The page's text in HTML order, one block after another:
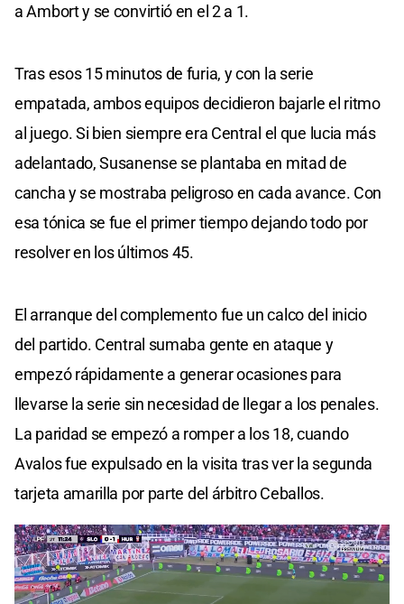
a Ambort y se convirtió en el 2 a 1.
Tras esos 15 minutos de furia, y con la serie
empatada, ambos equipos decidieron bajarle el ritmo
al juego. Si bien siempre era Central el que lucia más
adelantado, Susanense se plantaba en mitad de
cancha y se mostraba peligroso en cada avance. Con
esa tónica se fue el primer tiempo dejando todo por
resolver en los últimos 45.
El arranque del complemento fue un calco del inicio
del partido. Central sumaba gente en ataque y
empezó rápidamente a generar ocasiones para
llevarse la serie sin necesidad de llegar a los penales.
La paridad se empezó a romper a los 18, cuando
Avalos fue expulsado en la visita tras ver la segunda
tarjeta amarilla por parte del árbitro Ceballos.